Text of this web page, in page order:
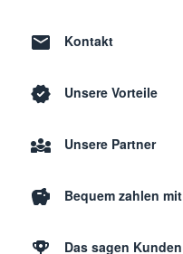
Kontakt
Unsere Vorteile
Unsere Partner
Bequem zahlen mit
Das sagen Kunden